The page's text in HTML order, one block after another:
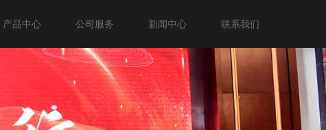
产品中心 公司服务 新闻中心 联系我们